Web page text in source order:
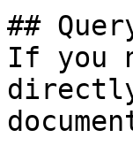
##
If you